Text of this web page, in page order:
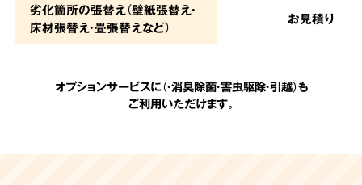
追加費用は一切なし
劣化箇所の張替え（壁紙張替え・
床材張替え・畳張替えなど）
お見積り
オプションサービスに（・消臭除菌・害虫駆除・引越）も
ご利用いただけます。